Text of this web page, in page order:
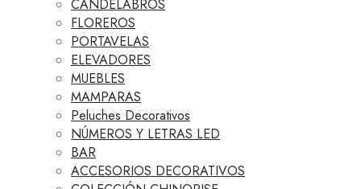
CANDELABROS
FLOREROS
PORTAVELAS
ELEVADORES
MUEBLES
MAMPARAS
Peluches Decorativos
NÚMEROS Y LETRAS LED
BAR
ACCESORIOS DECORATIVOS